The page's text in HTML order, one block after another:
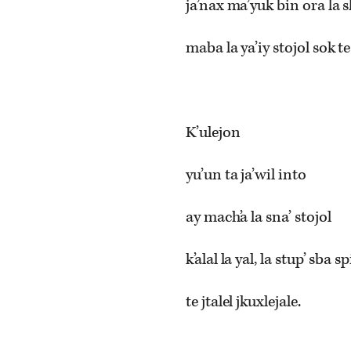
ja’nax ma’yuk bin ora la
maba la ya’iy stojol sok
K’ulejon
yu’un ta ja’wil into
ay mach’a la sna’ stojol
k’alal la yal, la stup’ sba
te jtalel jkuxlejale.